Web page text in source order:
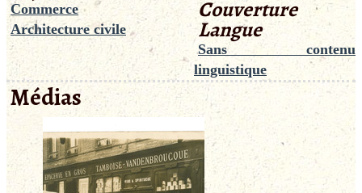
Commerce
Architecture civile
Couverture
Langue
Sans contenu
linguistique
Médias